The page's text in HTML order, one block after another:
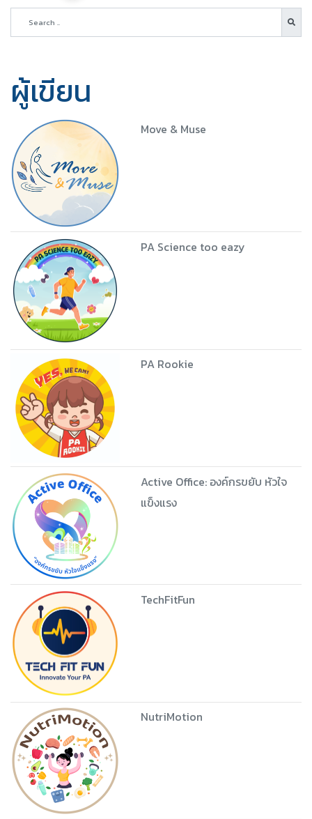
ผู้เขียน
Move & Muse
PA Science too eazy
PA Rookie
Active Office: องค์กรขยับ หัวใจ
แข็งแรง
TechFitFun
NutriMotion